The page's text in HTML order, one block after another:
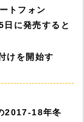
トフォン
に発売すると
けを開始す
2017-18年冬